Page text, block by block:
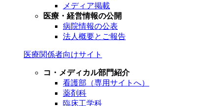
メディア掲載
医療・経営情報の公開
病院情報の公表
法人概要とご報告
医療関係者向けサイト
コ・メディカル部門紹介
看護部（専用サイトへ）
薬剤科
臨床工学科